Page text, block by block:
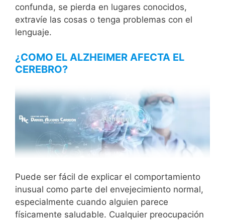
confunda, se pierda en lugares conocidos,
extravíe las cosas o tenga problemas con el
lenguaje.
¿COMO EL ALZHEIMER AFECTA EL
CEREBRO?
Puede ser fácil de explicar el comportamiento
inusual como parte del envejecimiento normal,
especialmente cuando alguien parece
físicamente saludable. Cualquier preocupación